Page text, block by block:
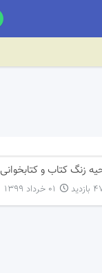
زنگ کتاب و کتابخوانی
۰۱ خرداد ۱۳۹۹